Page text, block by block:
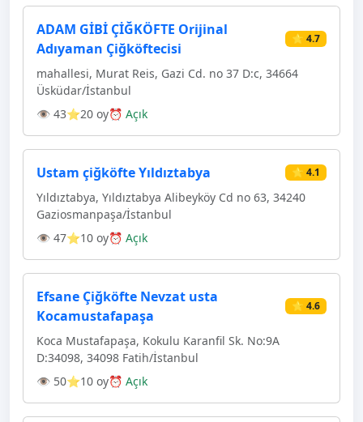
ADAM GİBİ ÇİĞKÖFTE Orijinal
Adıyaman Çiğköftecisi
⭐ 4.7
mahallesi, Murat Reis, Gazi Cd. no 37 D:c, 34664
Üsküdar/İstanbul
👁 43⭐20 oy⏰ Açık
Ustam çiğköfte Yıldıztabya ⭐ 4.1
Yıldıztabya, Yıldıztabya Alibeyköy Cd no 63, 34240
Gaziosmanpaşa/İstanbul
👁 47⭐10 oy⏰ Açık
Efsane Çiğköfte Nevzat usta
Kocamustafapaşa
⭐ 4.6
Koca Mustafapaşa, Kokulu Karanfil Sk. No:9A
D:34098, 34098 Fatih/İstanbul
👁 50⭐10 oy⏰ Açık